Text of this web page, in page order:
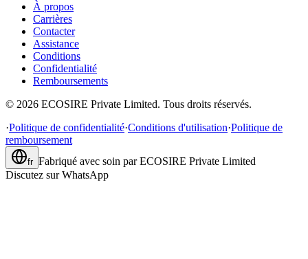
À propos
Carrières
Contacter
Assistance
Conditions
Confidentialité
Remboursements
© 2026 ECOSIRE Private Limited. Tous droits réservés.
·Politique de confidentialité·Conditions d'utilisation·Politique de
remboursement
fr Fabriqué avec soin par ECOSIRE Private Limited
Discutez sur WhatsApp